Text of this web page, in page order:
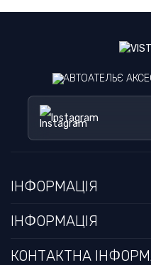
ТА КОМФОРТУ В
ВАНТАЖІВКИ
далекобійника. Тому,
водія – дрібниць не
значення, у тому числі
допомагають створити
ефективної роботи та
холоду та сторонніх
використовують для
спального місця. При
повісити фіранки, а
щоб вони легко
АВТОАТЕЛЬЄ
Instagram
ІНФОРМАЦІЯ
ІНФОРМАЦІЯ
КОНТАКТНА